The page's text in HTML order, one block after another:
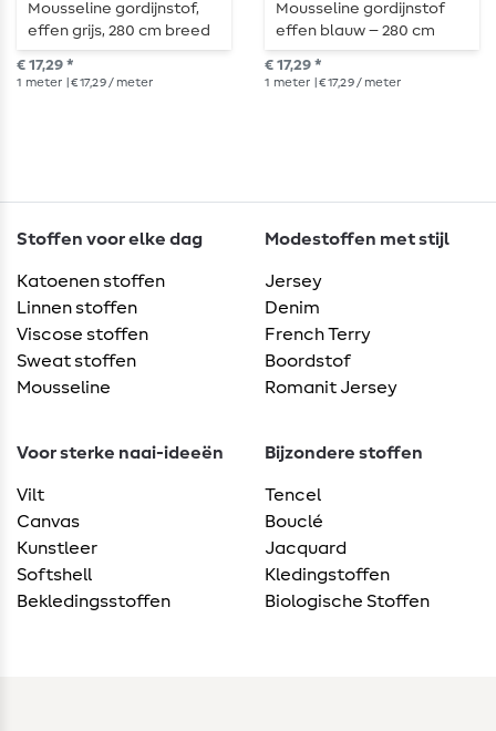
Mousseline gordijnstof,
effen grijs, 280 cm breed
€ 17,29 *
1 meter | € 17,29 / meter
Mousseline gordijnstof
effen blauw – 280 cm
breed
€ 17,29 *
1 meter | € 17,29 / meter
Stoffen voor elke dag
Katoenen stoffen
Linnen stoffen
Viscose stoffen
Sweat stoffen
Mousseline
Modestoffen met stijl
Jersey
Denim
French Terry
Boordstof
Romanit Jersey
Voor sterke naai-ideeën
Vilt
Canvas
Kunstleer
Softshell
Bekledingsstoffen
Bijzondere stoffen
Tencel
Bouclé
Jacquard
Kledingstoffen
Biologische Stoffen